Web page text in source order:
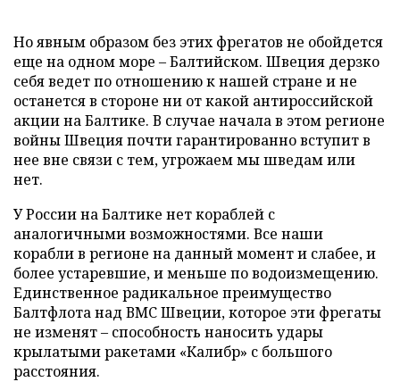
Но явным образом без этих фрегатов не обойдется
еще на одном море – Балтийском. Швеция дерзко
себя ведет по отношению к нашей стране и не
останется в стороне ни от какой антироссийской
акции на Балтике. В случае начала в этом регионе
войны Швеция почти гарантированно вступит в
нее вне связи с тем, угрожаем мы шведам или
нет.
У России на Балтике нет кораблей с
аналогичными возможностями. Все наши
корабли в регионе на данный момент и слабее, и
более устаревшие, и меньше по водоизмещению.
Единственное радикальное преимущество
Балтфлота над ВМС Швеции, которое эти фрегаты
не изменят – способность наносить удары
крылатыми ракетами «Калибр» с большого
расстояния.